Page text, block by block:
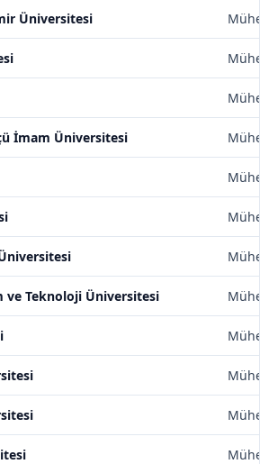
Üniversitesi
İmam Üniversitesi
ve Teknoloji Üniversitesi